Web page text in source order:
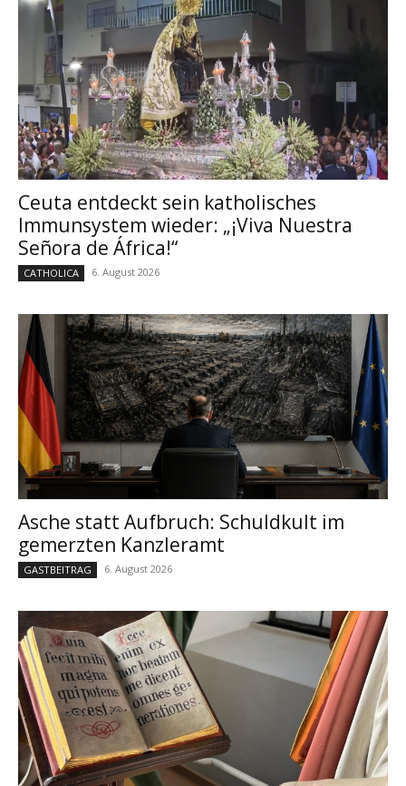
Ceuta entdeckt sein katholisches
Immunsystem wieder: „¡Viva Nuestra
Señora de África!“
CATHOLICA 6. August 2026
Asche statt Aufbruch: Schuldkult im
gemerzten Kanzleramt
GASTBEITRAG 6. August 2026